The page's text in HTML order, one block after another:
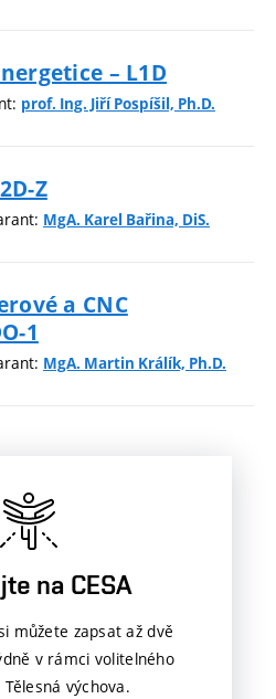
– L1D
prof. Ing. Jiří Pospíšil, Ph.D.
Z
MgA. Karel Bařina, DiS.
a CNC
1
MgA. Martin Králík, Ph.D.
na CESA
můžete zapsat až dvě
v rámci volitelného
výchova.